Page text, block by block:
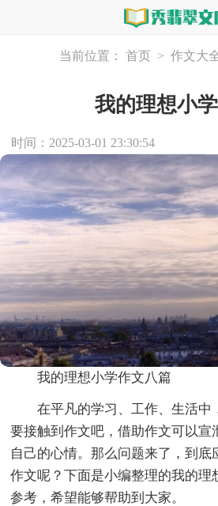
当前位置： 首页 > 作文大
我的理想小
时间：2025-03-01 23:30:54
我的理想小学作文八篇
在平凡的学习、工作、生活中
要接触到作文吧，借助作文可以宣
自己的心情。那么问题来了，到底
作文呢？下面是小编整理的我的理
参考，希望能够帮助到大家。